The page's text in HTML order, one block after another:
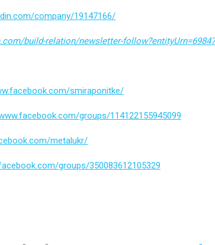
company/19147166/
build-relation/newsletter-
smiraponitke/
groups/114122155945099
metalukr/
groups/350083612105329